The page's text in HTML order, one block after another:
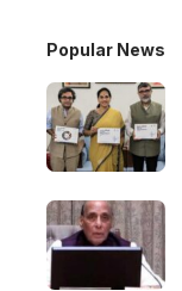
Popular News